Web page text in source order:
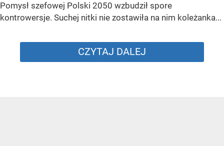
Pomysł szefowej Polski 2050 wzbudził spore
kontrowersje. Suchej nitki nie zostawiła na nim koleżanka...
CZYTAJ DALEJ